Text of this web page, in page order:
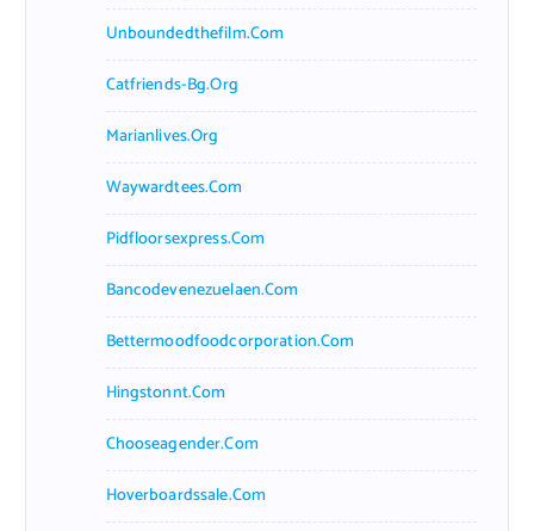
Unboundedthefilm.com
Catfriends-Bg.org
Marianlives.org
Waywardtees.com
Pidfloorsexpress.com
Bancodevenezuelaen.com
Bettermoodfoodcorporation.com
Hingstonnt.com
Chooseagender.com
Hoverboardssale.com